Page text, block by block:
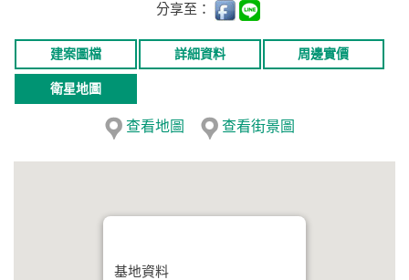
分享至：
建案圖檔 詳細資料 周邊實價
衛星地圖
查看地圖 查看街景圖
基地資料